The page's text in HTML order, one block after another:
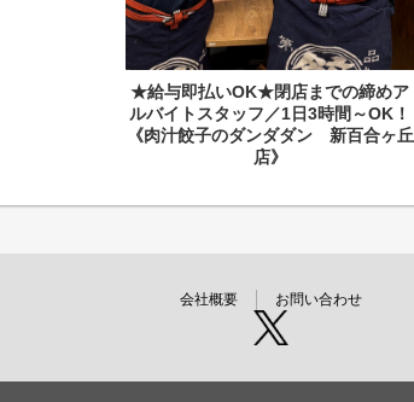
★給与即払いOK★閉店までの締めア
ルバイトスタッフ／1日3時間～OK！
《肉汁餃子のダンダダン 新百合ヶ丘
店》
会社概要 お問い合わせ